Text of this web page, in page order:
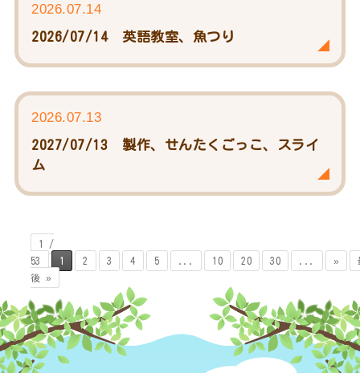
2026.07.14
2026/07/14 英語教室、魚つり
2026.07.13
2027/07/13 製作、せんたくごっこ、スライ
ム
1 /
53
1 2 3 4 5 10 20 30 »
後 »